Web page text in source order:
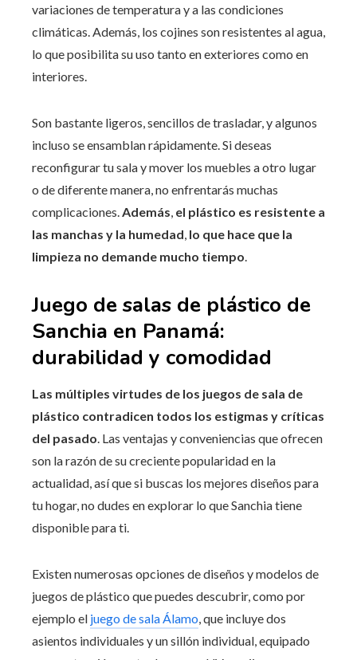
variaciones de temperatura y a las condiciones
climáticas. Además, los cojines son resistentes al agua,
lo que posibilita su uso tanto en exteriores como en
interiores.
Son bastante ligeros, sencillos de trasladar, y algunos
incluso se ensamblan rápidamente. Si deseas
reconfigurar tu sala y mover los muebles a otro lugar
o de diferente manera, no enfrentarás muchas
complicaciones.Además, el plástico es resistente a
las manchas y la humedad, lo que hace que la
limpieza no demande mucho tiempo.
Juego de salas de plástico de
Sanchia en Panamá:
durabilidad y comodidad
Las múltiples virtudes de los juegos de sala de
plástico contradicen todos los estigmas y críticas
del pasado. Las ventajas y conveniencias que ofrecen
son la razón de su creciente popularidad en la
actualidad, así que si buscas los mejores diseños para
tu hogar, no dudes en explorar lo que Sanchia tiene
disponible para ti.
Existen numerosas opciones de diseños y modelos de
juegos de plástico que puedes descubrir, como por
ejemplo el juego de sala Álamo, que incluye dos
asientos individuales y un sillón individual, equipado